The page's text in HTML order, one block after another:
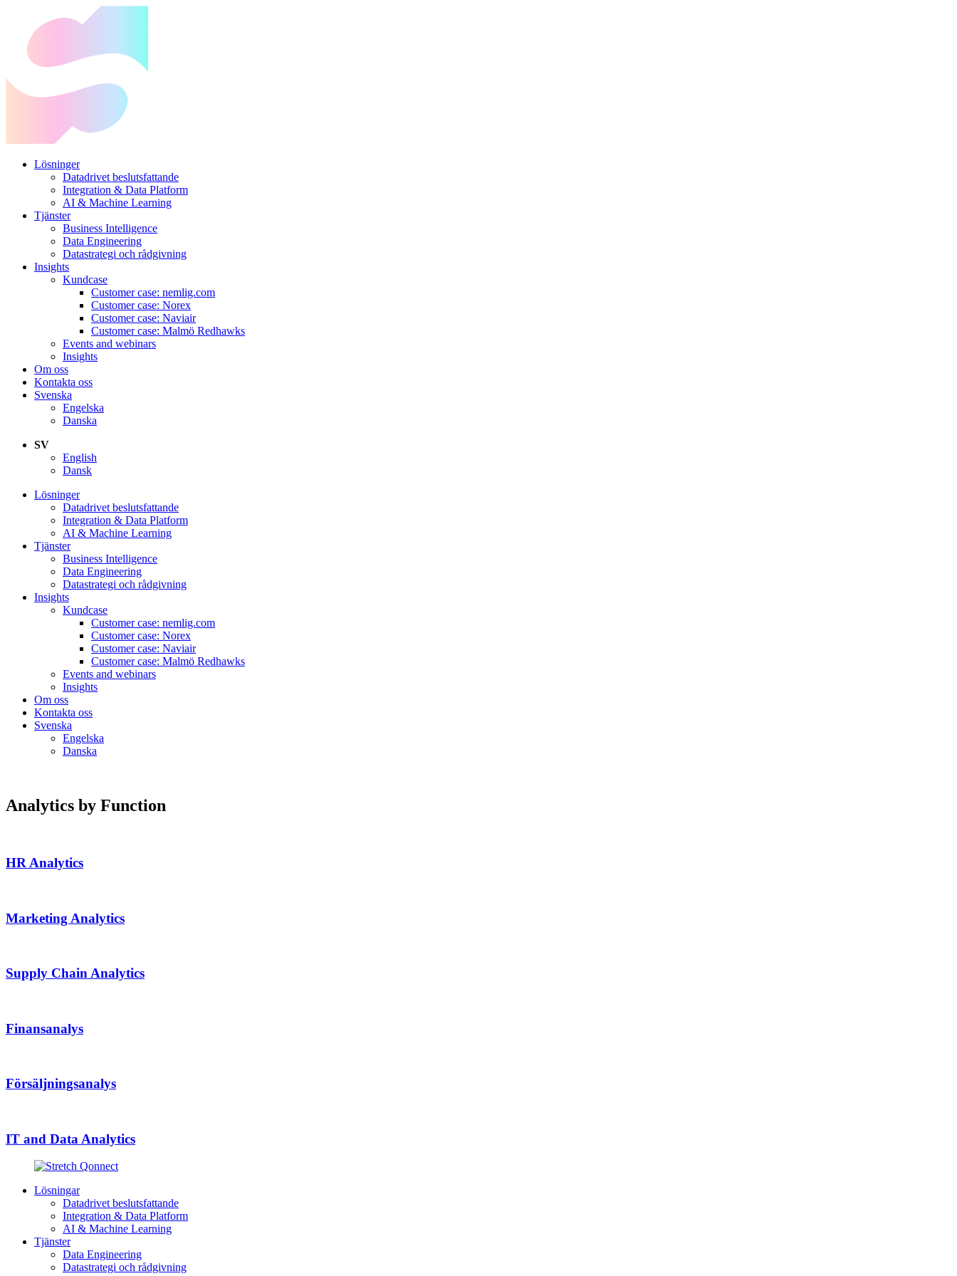
Lösninger
Datadrivet beslutsfattande
Integration & Data Platform
AI & Machine Learning
Tjänster
Business Intelligence
Data Engineering
Datastrategi och rådgivning
Insights
Kundcase
Customer case: nemlig.com
Customer case: Norex
Customer case: Naviair
Customer case: Malmö Redhawks
Events and webinars
Insights
Om oss
Kontakta oss
Svenska
Engelska
Danska
SV
English
Dansk
Lösninger
Datadrivet beslutsfattande
Integration & Data Platform
AI & Machine Learning
Tjänster
Business Intelligence
Data Engineering
Datastrategi och rådgivning
Insights
Kundcase
Customer case: nemlig.com
Customer case: Norex
Customer case: Naviair
Customer case: Malmö Redhawks
Events and webinars
Insights
Om oss
Kontakta oss
Svenska
Engelska
Danska
Analytics by Function
HR Analytics
Marketing Analytics
Supply Chain Analytics
Finansanalys
Försäljningsanalys
IT and Data Analytics
Lösningar
Datadrivet beslutsfattande
Integration & Data Platform
AI & Machine Learning
Tjänster
Data Engineering
Datastrategi och rådgivning